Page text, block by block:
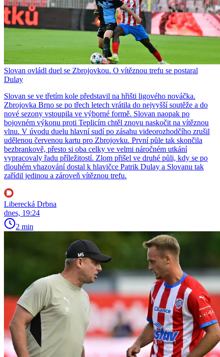
Slovan ovládl duel se Zbrojovkou. O vítěznou trefu se postaral
Dulay
Slovan se ve třetím kole představil na hřišti ligového nováčka.
Zbrojovka Brno se po třech letech vrátila do nejvyšší soutěže a do
nové sezony vstoupila ve výborné formě. Slovan naopak po
bojovném výkonu proti Teplicím chtěl znovu naskočit na vítěznou
vlnu. V úvodu duelu hlavní sudí po zásahu videorozhodčího zrušil
udělenou červenou kartu pro Zbrojovku. První půle tak skončila
bezbrankově, přesto si oba celky ve velmi náročném utkání
vypracovaly řadu příležitostí. Zlom přišel ve druhé půli, kdy se po
dlouhém vhazování dostal k hlavičce Patrik Dulay a Slovanu tak
zařídil jedinou a zároveň vítěznou trefu.
Liberecká Drbna
dnes, 19:24
2 min